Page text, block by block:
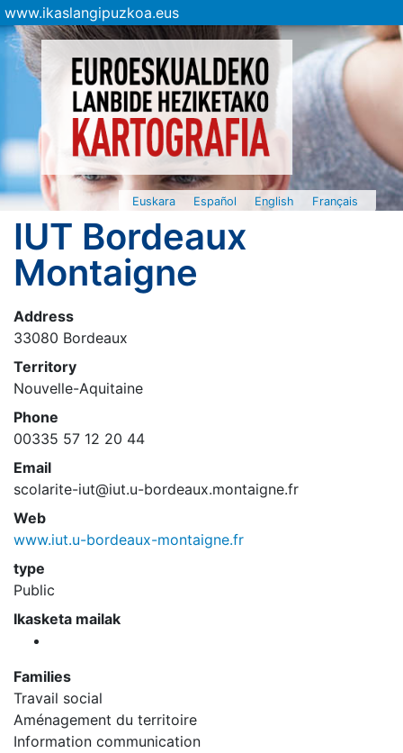
www.ikaslangipuzkoa.eus
Euskara Español English Français
IUT Bordeaux
Montaigne
Address
33080 Bordeaux
Territory
Nouvelle-Aquitaine
Phone
00335 57 12 20 44
Email
scolarite-iut@iut.u-bordeaux.montaigne.fr
Web
www.iut.u-bordeaux-montaigne.fr
type
Public
Ikasketa mailak
Families
Travail social
Aménagement du territoire
Information communication